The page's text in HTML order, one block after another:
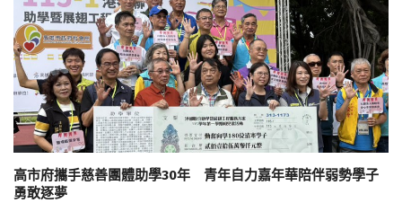
高市府攜手慈善團體助學30年 青年自力嘉年華陪伴弱勢學子
勇敢逐夢